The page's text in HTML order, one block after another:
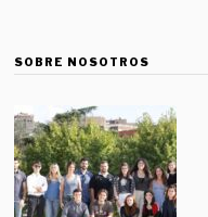
SOBRE NOSOTROS